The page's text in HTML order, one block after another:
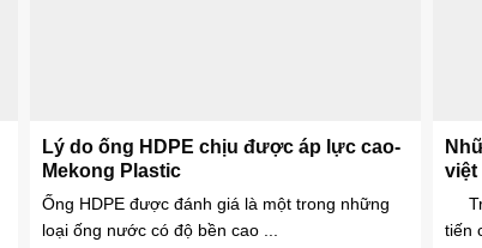
Lý do ống HDPE chịu được áp lực cao-
Mekong Plastic
Ống HDPE được đánh giá là một trong những
loại ống nước có độ bền cao ...
việt
tiến